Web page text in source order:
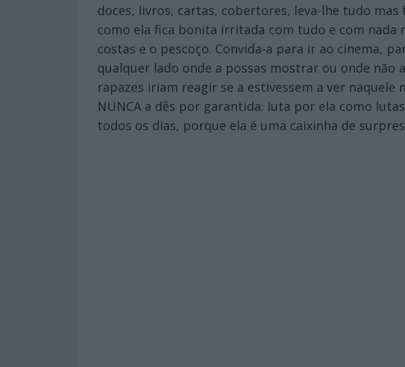
doces, livros, cartas, cobertores, leva-lhe tudo
como ela fica bonita irritada com tudo e com nada
costas e o pescoço. Convida-a para ir ao cinema,
qualquer lado onde a possas mostrar ou onde
rapazes iriam reagir se a estivessem a ver
NUNCA a dês por garantida: luta por ela como
todos os dias, porque ela é uma caixinha de